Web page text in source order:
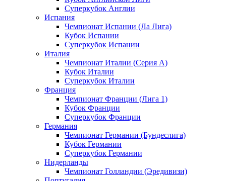
Суперкубок Англии
Испания
Чемпионат Испании (Ла Лига)
Кубок Испании
Суперкубок Испании
Италия
Чемпионат Италии (Серия А)
Кубок Италии
Суперкубок Италии
Франция
Чемпионат Франции (Лига 1)
Кубок Франции
Суперкубок Франции
Германия
Чемпионат Германии (Бундеслига)
Кубок Германии
Суперкубок Германии
Нидерланды
Чемпионат Голландии (Эредивизи)